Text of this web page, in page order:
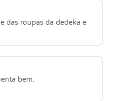
das roupas da dedeka e
bem.